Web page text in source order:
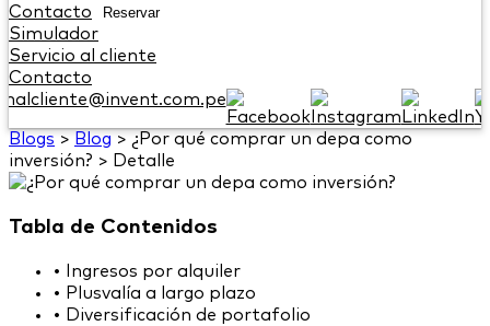
Contacto
Reservar
Simulador
Servicio al cliente
Contacto
Blogs > Blog > ¿Por qué comprar un depa como
inversión? > Detalle
Tabla de Contenidos
•
Ingresos por alquiler
• Plusvalía a largo plazo
• Diversificación de portafolio